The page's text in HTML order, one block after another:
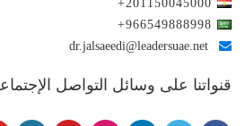
+201150045000
+966549888998
dr.jalsaeedi@leadersuae.net
قنواتنا على وسائل التواصل